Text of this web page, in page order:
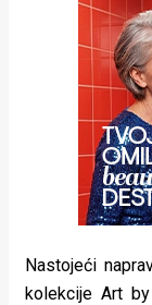
Nastojeći
kolekcije Art